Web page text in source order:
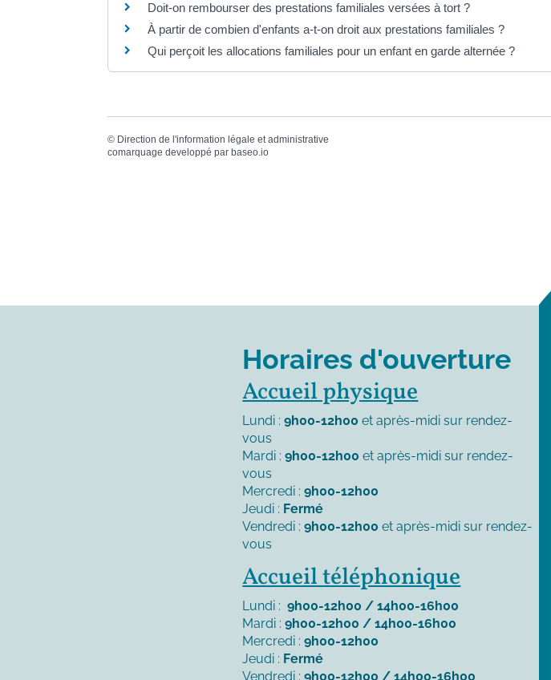
Doit-on rembourser des prestations familiales versées à tort ?
À partir de combien d'enfants a-t-on droit aux prestations familiales ?
Qui perçoit les allocations familiales pour un enfant en garde alternée ?
© Direction de l'information légale et administrative
comarquage developpé parbaseo.io
Horaires d'ouverture
Accueil physique
Lundi :9h00-12h00 et après-midi sur rendez-
vous
Mardi :9h00-12h00 et après-midi sur rendez-
vous
Mercredi :9h00-12h00
Jeudi : Fermé
Vendredi :9h00-12h00 et après-midi sur rendez-
vous
Accueil téléphonique
Lundi :9h00-12h00 / 14h00-16h00
Mardi :9h00-12h00 / 14h00-16h00
Mercredi :9h00-12h00
Jeudi : Fermé
Vendredi :9h00-12h00 / 14h00-16h00